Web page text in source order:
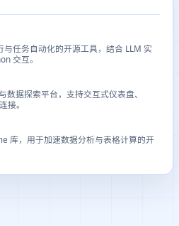
任务自动化的开源工具，结合 LLM 实
交互。
数据探索平台，支持交互式仪表盘、
接。
库，用于加速数据分析与表格计算的开